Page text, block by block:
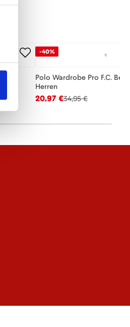
-40%
Polo Wardrobe Pro F.C.
Herren
20,97 €34,95 €